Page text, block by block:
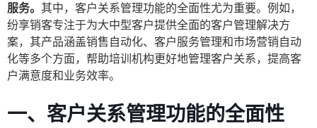
服务。 其中，客户关系管理功能的全面性尤为重要。例如，
纷享销客专注于为大中型客户提供全面的客户管理解决方
案，其产品涵盖销售自动化、客户服务管理和市场营销自动
化等多个方面，帮助培训机构更好地管理客户关系，提高客
户满意度和业务效率。
一、客户关系管理功能的全面性